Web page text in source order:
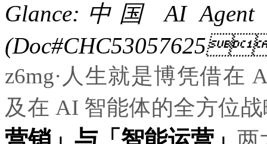
Glance:中国 AI Agent
z6mg·人生就是博凭借在
及在 AI 智能体的全方位战